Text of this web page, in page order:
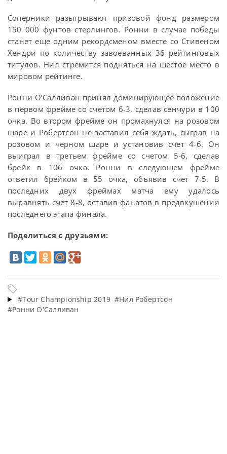
Соперники разыгрывают призовой фонд размером
150 000 фунтов стерлингов. Ронни в случае победы
станет еще одним рекордсменом вместе со Стивеном
Хендри по количеству завоеванных 36 рейтинговых
титулов. Нил стремится подняться на шестое место в
мировом рейтинге.
Ронни О’Салливан принял доминирующее положение
в первом фрейме со счетом 6-3, сделав сенчури в 100
очка. Во втором фрейме он промахнулся на розовом
шаре и Робертсон не заставил себя ждать, сыграв на
розовом и черном шаре и установив счет 4-6. Он
выиграл в третьем фрейме со счетом 5-6, сделав
брейк в 106 очка. Ронни в следующем фрейме
ответил брейком в 55 очка, объявив счет 7-5. В
последних двух фреймах матча ему удалось
выравнять счет 8-8, оставив фанатов в предвкушении
последнего этапа финала.
Поделиться с друзьями:
#Tour Championship 2019 #Нил Робертсон
#Ронни О'Салливан